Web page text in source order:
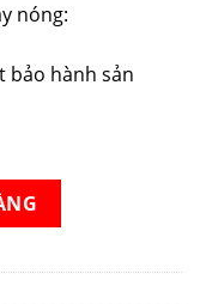
nóng:
bảo hành sản
lượng